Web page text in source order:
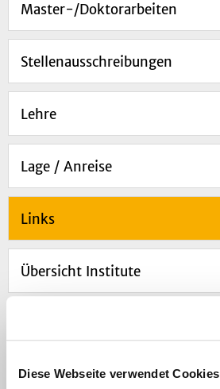
Diese Webseite verwendet Cookies
Master-/Doktorarbeiten
Stellenausschreibungen
Lehre
Lage / Anreise
Links
Übersicht Institute